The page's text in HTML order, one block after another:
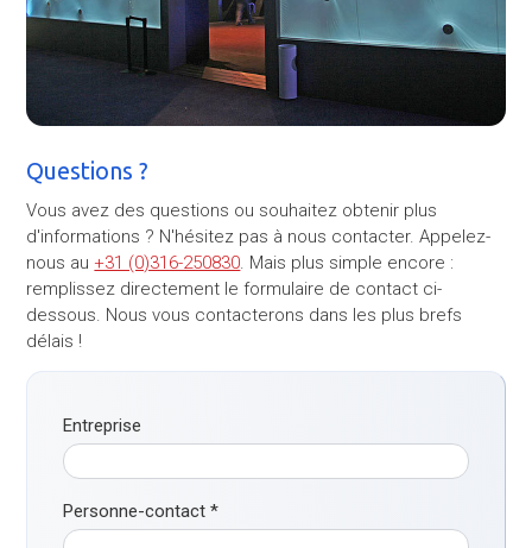
Questions ?
Vous avez des questions ou souhaitez obtenir plus
d'informations ? N'hésitez pas à nous contacter. Appelez-
nous au +31 (0)316-250830. Mais plus simple encore :
remplissez directement le formulaire de contact ci-
dessous. Nous vous contacterons dans les plus brefs
délais !
Entreprise
Personne-contact*